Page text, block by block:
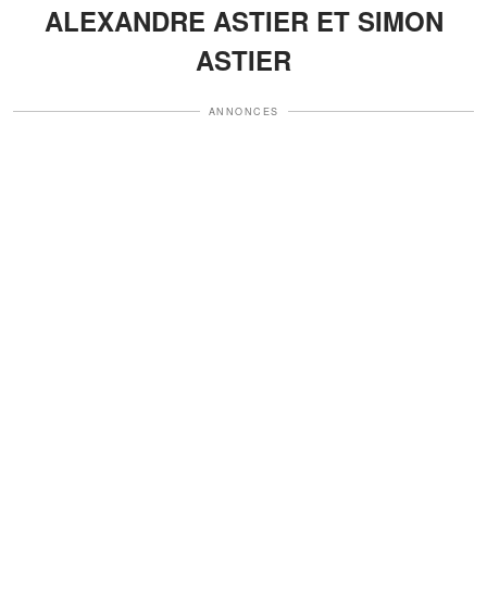
ALEXANDRE ASTIER ET SIMON
ASTIER
ANNONCES